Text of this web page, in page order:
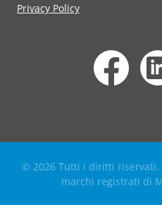
Privacy Policy
© 2026 Tutti i diritti riservati.
marchi registrati di